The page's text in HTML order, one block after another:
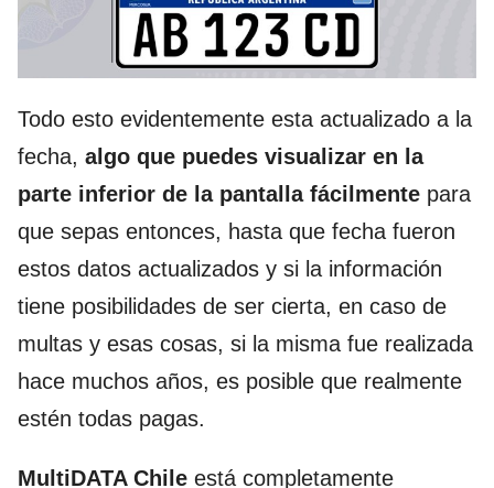
Todo esto evidentemente esta actualizado a la
fecha, algo que puedes visualizar en la
parte inferior de la pantalla fácilmente para
que sepas entonces, hasta que fecha fueron
estos datos actualizados y si la información
tiene posibilidades de ser cierta, en caso de
multas y esas cosas, si la misma fue realizada
hace muchos años, es posible que realmente
estén todas pagas.
MultiDATA Chile está completamente